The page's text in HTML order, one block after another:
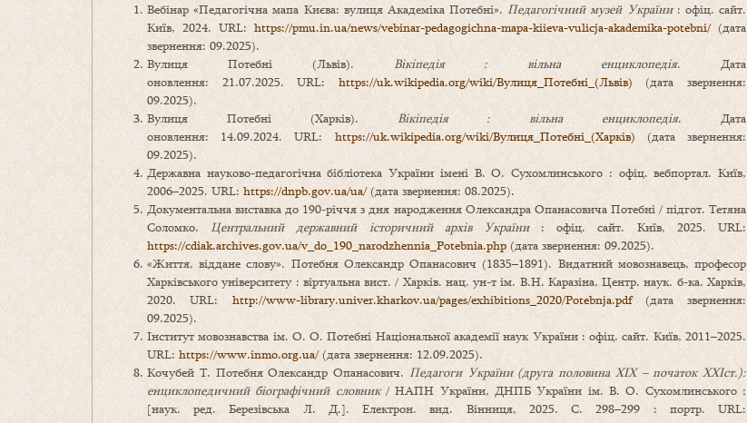
Вебінар «Педагогічна мапа Києва: вулиця Академіка Потебні».Педагогічний музей України: офіц. сайт.
Київ, 2024. URL: https://pmu.in.ua/news/vebinar-pedagogichna-mapa-kiieva-vulicja-akademika-potebni/(дата
звернення: 09.2025).
Вулиця Потебні (Львів). Вікіпедія : вільна енциклопедія. Дата
оновлення: 21.07.2025. URL: https://uk.wikipedia.org/wiki/Вулиця_Потебні_(Львів) (дата звернення:
09.2025).
Вулиця Потебні (Харків). Вікіпедія : вільна енциклопедія. Дата
оновлення: 14.09.2024. URL: https://uk.wikipedia.org/wiki/Вулиця_Потебні_(Харків) (дата звернення:
09.2025).
Державна науково-педагогічна бібліотека України імені В. О. Сухомлинського : офіц. вебпортал. Київ,
2006–2025. URL: https://dnpb.gov.ua/ua/(дата звернення: 08.2025).
Документальна виставка до 190-річчя з дня народження Олександра Опанасовича Потебні / підгот. Тетяна
Соломко.Центральний державний історичний архів України: офіц. сайт. Київ, 2025. URL:
https://cdiak.archives.gov.ua/v_do_190_narodzhennia_Potebnia.php (дата звернення: 09.2025).
«Життя, віддане слову». Потебня Олександр Опанасович (1835–1891). Видатний мовознавець, професор
Харківського університету : віртуальна вист. / Харків. нац. ун-т ім. В.Н. Каразіна, Центр. наук. б-ка. Харків,
2020. URL: http://www-library.univer.kharkov.ua/pages/exhibitions_2020/Potebnja.pdf(дата звернення:
09.2025).
Інститут мовознавства ім. О. О. Потебні Національної академії наук України : офіц. сайт. Київ, 2011–2025.
URL: https://www.inmo.org.ua/(дата звернення: 12.09.2025).
Кочубей Т. Потебня Олександр Опанасович. Педагоги України (друга половина ХІХ – початок ХХІст.):
енциклопедичний біографічний словник/ НАПН України, ДНПБ України ім. В. О. Сухомлинського ;
[наук. ред. Березівська Л. Д.]. Електрон. вид. Вінниця, 2025. С. 298–299 : портр. URL: